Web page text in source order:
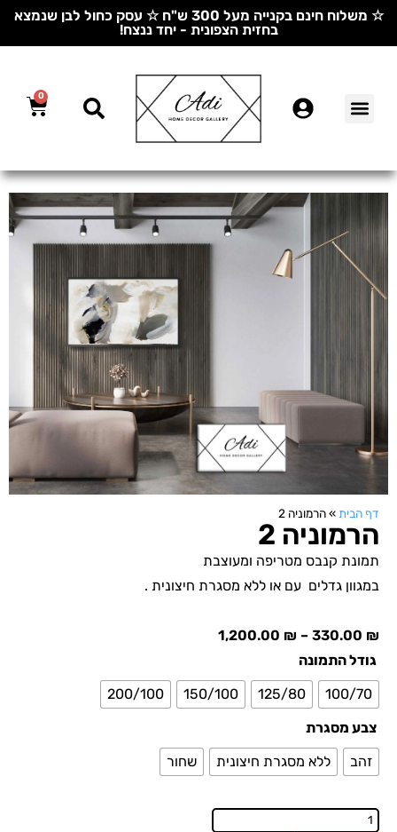
☆ משלוח חינם בקנייה מעל 300 ש"ח ☆ עסק כחול לבן שנמצא
בחזית הצפונית - יחד ננצח!
0
דף הבית»הרמוניה 2
הרמוניה 2
תמונת קנבס מטריפה ומעוצבת
במגוון גדלים עם או ללא מסגרת חיצונית .
330.00 ₪
–
1,200.00 ₪
גודל התמונה
100/70
125/80
150/100
200/100
צבע מסגרת
זהב
ללא מסגרת חיצונית שחור